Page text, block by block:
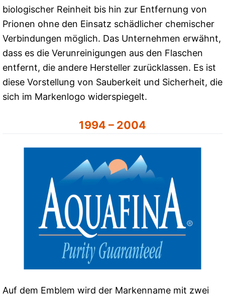
biologischer Reinheit bis hin zur Entfernung von
Prionen ohne den Einsatz schädlicher chemischer
Verbindungen möglich. Das Unternehmen erwähnt,
dass es die Verunreinigungen aus den Flaschen
entfernt, die andere Hersteller zurücklassen. Es ist
diese Vorstellung von Sauberkeit und Sicherheit, die
sich im Markenlogo widerspiegelt.
1994 – 2004
Auf dem Emblem wird der Markenname mit zwei